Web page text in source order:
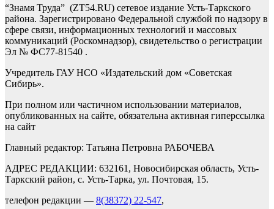
“Знамя Труда” (ZT54.RU) сетевое издание Усть-Таркского
района. Зарегистрировано Федеральной службой по надзору в
сфере связи, информационных технологий и массовых
коммуникаций (Роскомнадзор), свидетельство о регистрации
Эл № ФС77-81540 .
Учредитель ГАУ НСО «Издательский дом «Советская
Сибирь».
При полном или частичном использовании материалов,
опубликованных на сайте, обязательна активная гиперссылка
на сайт
Главный редактор: Татьяна Петровна РАБОЧЕВА
АДРЕС РЕДАКЦИИ: 632161, Новосибирская область, Усть-
Таркский район, с. Усть-Тарка, ул. Почтовая, 15.
телефон редакции — 8(38372) 22-547,